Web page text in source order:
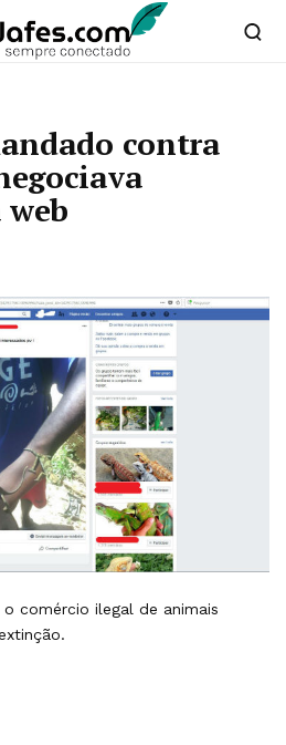
contra
comércio ilegal de animais